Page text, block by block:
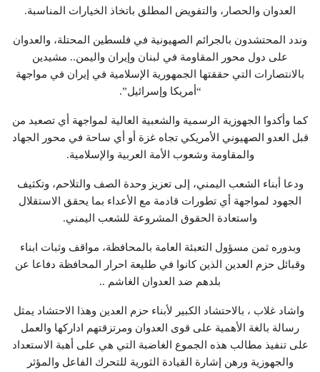
العدوان والحصار، والتفويض المطلق باتخاذ الخيارات المناسبة.
وندد المحتشدون بالجرائم الصهيونية في فلسطين المحتلة، والعدوان
على دول محور المقاومة في لبنان وإيران واليمن.. مشيدين
بالانتصارات التي حققتها الجمهورية الإسلامية في إيران في مواجهة
“أمريكا وإسرائيل”.
كما وأكدوا الجهوزية الرسمية والشعبية العالية لمواجهة أي تصعيد من
قبل العدو الصهيوني الأمريكي تجاه غزة أو أي ساحة في محور الجهاد
والمقاومة وشعوب الأمة العربية والإسلامية.
ودعا أبناء الشعب اليمني، إلى تعزيز وحدة الصف والتلاحم، وتكثيف
الجهود لمواجهة أي تطورات قادمة مع الأعداء بما يحقق الاستقلال
واستعادة الحقوق المشروعة للشعب اليمني.
وبدوره ثمن مسؤول التعبئة العامة بالمحافظة، مواقف وثبات ابناء
وقبائل حزم العدين الذين كانوا في طليعة احرار المحافظة دفاعا عن
بلدهم ضد العدوان الغاشم ..
واشاد غلاب ، بالاحتشاد الكبير لأبناء حزم العدين وهذا الاحتشاد يمثل
رسالة بالغة الأهمية على قوى العدوان ومرتزقتهم اداركها والعمل
على تنفيذ مطالب هذه الجموع الغاضبة التي هي على أهبة الاستعداد
والجهوزية ورهن إشارة القيادة الثورية للتحرك الفاعل والمؤثر